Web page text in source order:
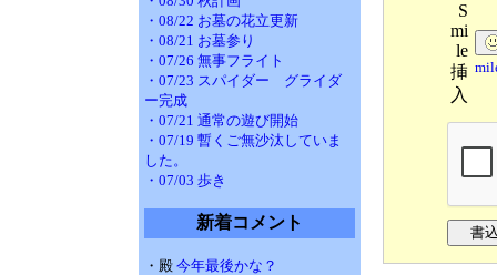
・08/22 お墓の花立更新
・08/21 お墓参り
・07/26 無事フライト
・07/23 スパイダー グライダ
ー完成
・07/21 通常の遊び開始
・07/19 暫くご無沙汰していま
した。
・07/03 歩き
新着コメント
・殿 今年最後かな？
S
mi
le
挿
入